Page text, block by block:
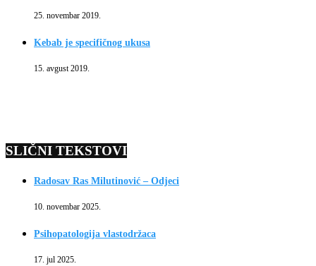
25. novembar 2019.
Kebab je specifičnog ukusa
15. avgust 2019.
SLIČNI TEKSTOVI
Radosav Ras Milutinović – Odjeci
10. novembar 2025.
Psihopatologija vlastodržaca
17. jul 2025.